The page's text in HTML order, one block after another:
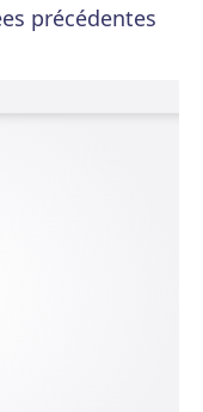
précédentes